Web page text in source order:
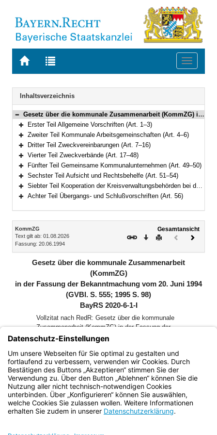
Zur
BAYERN.RECHT
Zur
letzten
Suche
Toggle
Navigation
Inhaltsverzeichnis
Bereich reduzieren
Gesetz über die kommunale Zusammenarbeit (KommZG) in der Fassung der Bekanntmachung vom 20. Juni 1994 (GVBl. S. 555; 1995 S. 98) BayRS 2020-6-1-I (Art. 1–56)
Bereich erweitern
Erster Teil Allgemeine Vorschriften (Art. 1–3)
Bereich erweitern
Zweiter Teil Kommunale Arbeitsgemeinschaften (Art. 4–6)
Bereich erweitern
Dritter Teil Zweckvereinbarungen (Art. 7–16)
Bereich erweitern
Vierter Teil Zweckverbände (Art. 17–48)
Bereich erweitern
Fünfter Teil Gemeinsame Kommunalunternehmen (Art. 49–50)
Bereich erweitern
Sechster Teil Aufsicht und Rechtsbehelfe (Art. 51–54)
Bereich erweitern
Siebter Teil Kooperation der Kreisverwaltungsbehörden bei der Wahrnehmung staatlicher Aufgaben (Art. 55)
Achter Teil Übergangs- und Schlußvorschriften (Art. 56)
Inhalt
KommZG
Text gilt ab: 01.08.2026
Fassung: 20.06.1994
Gesamtansicht
Download
DruckenVorheriges
(inaktiv)
Gesetz über die kommunale Zusammenarbeit
(KommZG)
in der Fassung der Bekanntmachung vom 20. Juni 1994
(GVBl. S. 555; 1995 S. 98)
BayRS 2020-6-1-I
Vollzitat nach RedR: Gesetz über die kommunale
Zusammenarbeit (KommZG) in der Fassung der
Bekanntmachung vom 20. Juni 1994 (GVBl. S. 555, 1995,
S. 98, BayRS 2020-6-1-I), das zuletzt durch die §§ 7 und 8
des Gesetzes vom 28. Juli 2026 (GVBl. S. 374) geändert
worden ist
Bayern.de
BayernPortal